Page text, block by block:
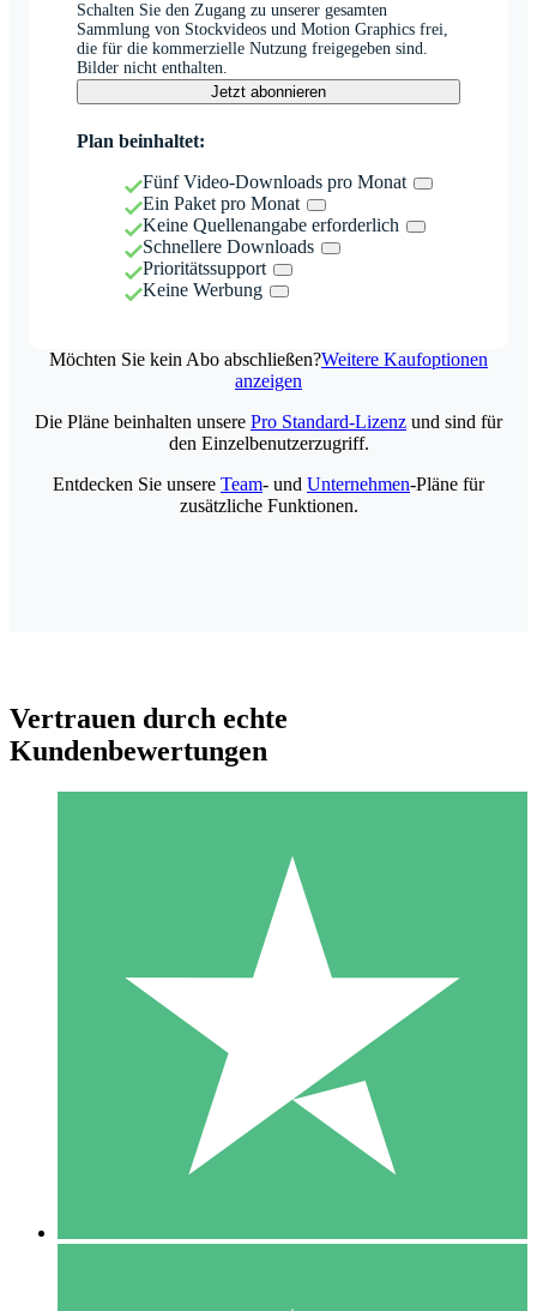
Schalten Sie den Zugang zu unserer gesamten
Sammlung von Stockvideos und Motion Graphics frei,
die für die kommerzielle Nutzung freigegeben sind.
Bilder nicht enthalten.
Jetzt abonnieren
Plan beinhaltet:
Fünf Video-Downloads pro Monat
Ein Paket pro Monat
Keine Quellenangabe erforderlich
Schnellere Downloads
Prioritätssupport
Keine Werbung
Möchten Sie kein Abo abschließen?Weitere Kaufoptionen
anzeigen
Individuelle Credit-Pakete
Zahlen Sie nach Bedarf mit Download-Credits. Keine
monatliche Verpflichtung erforderlich.
10 00
Die Pläne beinhalten unsere Pro Standard-Lizenz und sind für
den Einzelbenutzerzugriff.
Entdecken Sie unsere Team- und Unternehmen-Pläne für
zusätzliche Funktionen.
Vertrauen durch echte
Kundenbewertungen